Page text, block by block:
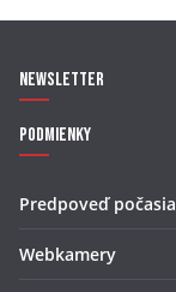
Newsletter
Podmienky
Predpoveď počasia
Webkamery